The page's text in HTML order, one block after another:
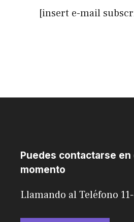
[insert e-mail
Puedes contactarse en
momento
Llamando al Teléfono